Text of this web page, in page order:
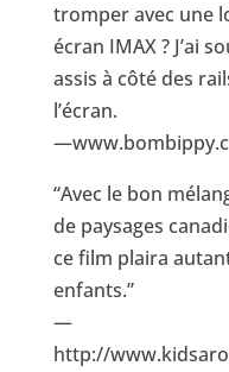
tromper avec une
écran IMAX ? J’ai
assis à côté des
l’écran.
“Avec le bon
de paysages
ce film plaira
enfants.”
—
http://